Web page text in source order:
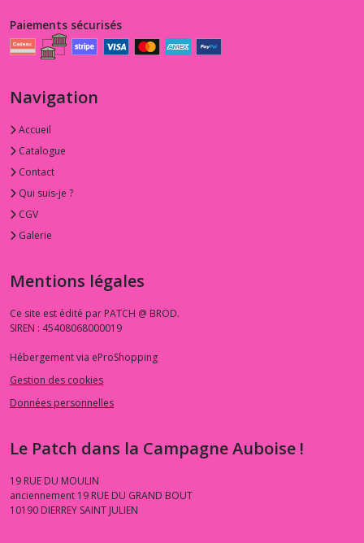
Paiements sécurisés
Navigation
Accueil
Catalogue
Contact
Qui suis-je ?
CGV
Galerie
Mentions légales
Ce site est édité par PATCH @ BROD.
SIREN : 45408068000019
Hébergement via eProShopping
Gestion des cookies
Données personnelles
Le Patch dans la Campagne Auboise !
19 RUE DU MOULIN
anciennement 19 RUE DU GRAND BOUT
10190 DIERREY SAINT JULIEN